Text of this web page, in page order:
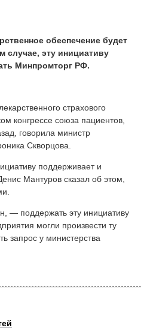
обеспечение будет
эту инициативу
Минпромторг РФ.
страхового
конгрессе союза пациентов,
говорила министр
Скворцова.
поддерживает и
Мантуров сказал об этом,
— поддержать эту инициативу
могли произвести ту
запрос у министерства